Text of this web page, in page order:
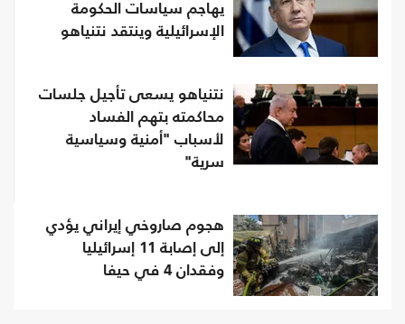
يهاجم سياسات الحكومة
الإسرائيلية وينتقد نتنياهو
نتنياهو يسعى تأجيل جلسات
محاكمته بتهم الفساد
لأسباب "أمنية وسياسية
سرية"
هجوم صاروخي إيراني يؤدي
إلى إصابة 11 إسرائيليا
وفقدان 4 في حيفا